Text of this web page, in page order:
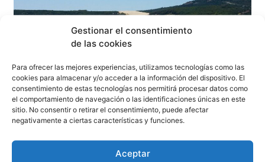
Gestionar el consentimiento
de las cookies
Para ofrecer las mejores experiencias, utilizamos tecnologías como las
cookies para almacenar y/o acceder a la información del dispositivo. El
consentimiento de estas tecnologías nos permitirá procesar datos como
el comportamiento de navegación o las identificaciones únicas en este
sitio. No consentir o retirar el consentimiento, puede afectar
negativamente a ciertas características y funciones.
Aceptar
La pesadilla eléctrica de Bolonia se repite por tercer
sábado consecutivo